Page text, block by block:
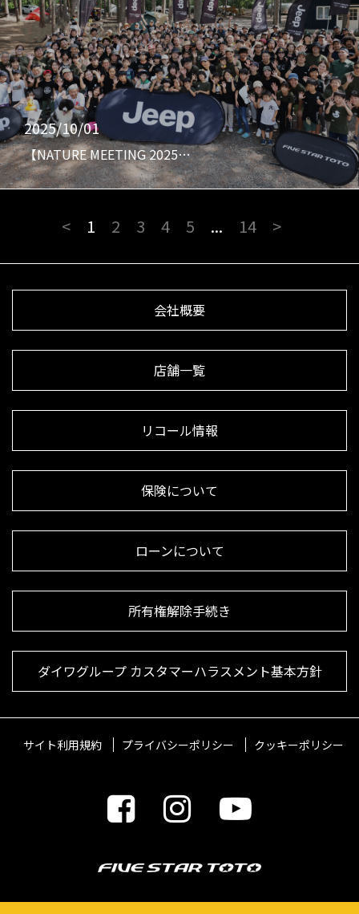
2025/10/01
【NATURE MEETING 2025…
< 1 2 3 4 5 ... 14 >
会社概要
店舗一覧
リコール情報
保険について
ローンについて
所有権解除手続き
ダイワグループ カスタマーハラスメント基本方針
サイト利用規約 プライバシーポリシー クッキーポリシー